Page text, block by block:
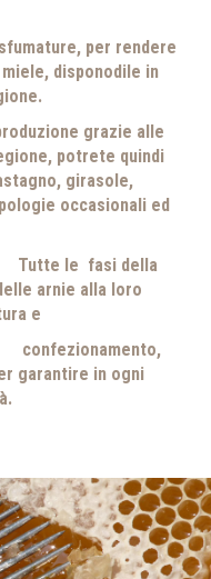
per rendere
disponodile in
grazie alle
potrete quindi
girasole,
occasionali ed
della
arnie alla loro
e
garantire in ogni